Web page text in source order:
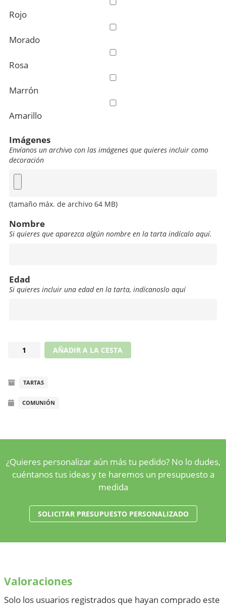
Rojo
Morado
Rosa
Marrón
Amarillo
Imágenes
Envíanos un archivo con las imágenes que quieres incluir como
decoración
Imágenes
(tamaño máx. de archivo 64 MB)
Nombre
Si quieres que aparezca algún nombre en la tarta indícalo aquí.
Edad
Si quieres incluir una edad en la tarta, indícanoslo aquí
Drip
figura
modelada
AÑADIR A LA CESTA
TARTAS
COMUNIÓN
¿Quieres personalizar aún más tu pedido? No lo dudes,
cuéntanos tus ideas y te haremos un presupuesto a
medida
SOLICITAR PRESUPUESTO PERSONALIZADO
Valoraciones
Solo los usuarios registrados que hayan comprado este